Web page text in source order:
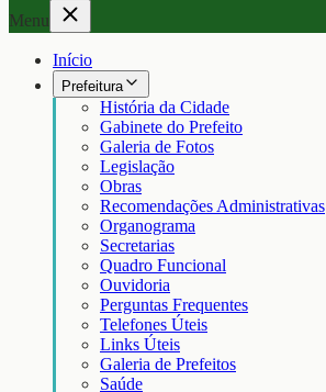
Menu
Início
Prefeitura
História da Cidade
Gabinete do Prefeito
Galeria de Fotos
Legislação
Obras
Recomendações Administrativas
Organograma
Secretarias
Quadro Funcional
Ouvidoria
Perguntas Frequentes
Telefones Úteis
Links Úteis
Galeria de Prefeitos
Saúde